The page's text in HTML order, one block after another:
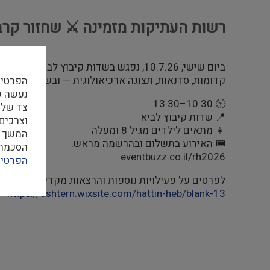
רשות העתיקות מזמינה ⚔️ שחזור קרב
ביום שישי, 10.7.26, נפגש בשדות קיבוץ
קדומות, סדנאות, תצוגה ארכיאולוגית — ובשיא
🕥 10:30–13:30
📍 שדות קיבוץ לביא
👧 מתאים לילדים מגיל 8 ומעלה
🎟️ האירוע בתשלום ובהרשמה מראש:
eventbuzz.co.il/rh2026
לפרטים על פעילויות נוספות והרצאות מקדימות:
https://ashtern.wixsite.com/hattin-heb/blank-13
צד
המשך